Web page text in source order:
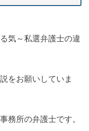
気～私選弁護士の違
をお願いしていま
務所の弁護士です。